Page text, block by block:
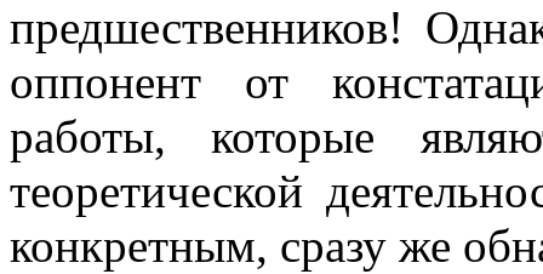
предшественников!
оппонент от
работы, которые
теоретической
конкретным, сразу же